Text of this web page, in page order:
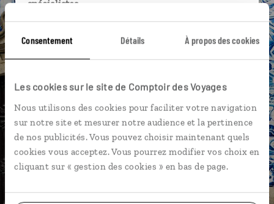
Consentement Détails À propos des cookies
Les cookies sur le site de Comptoir des Voyages
Nous utilisons des cookies pour faciliter votre navigation
sur notre site et mesurer notre audience et la pertinence
de nos publicités. Vous pouvez choisir maintenant quels
cookies vous acceptez. Vous pourrez modifier vos choix en
cliquant sur « gestion des cookies » en bas de page.
spécialistes
près de vos envies et de la réalité du pays.
connectés en agence, mais aussi par email ou
Vous gardez le même interlocuteur avant,
pendant et après votre voyage.
DEMANDER UN DEVIS